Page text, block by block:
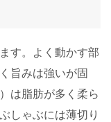
す。よく動かす部
旨みは強いが固
は脂肪が多く柔ら
しゃぶには薄切り